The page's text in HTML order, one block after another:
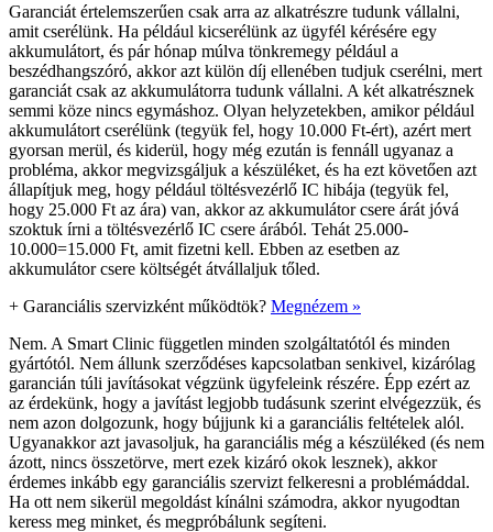
Garanciát értelemszerűen csak arra az alkatrészre tudunk vállalni,
amit cserélünk. Ha például kicserélünk az ügyfél kérésére egy
akkumulátort, és pár hónap múlva tönkremegy például a
beszédhangszóró, akkor azt külön díj ellenében tudjuk cserélni, mert
garanciát csak az akkumulátorra tudunk vállalni. A két alkatrésznek
semmi köze nincs egymáshoz. Olyan helyzetekben, amikor például
akkumulátort cserélünk (tegyük fel, hogy 10.000 Ft-ért), azért mert
gyorsan merül, és kiderül, hogy még ezután is fennáll ugyanaz a
probléma, akkor megvizsgáljuk a készüléket, és ha ezt követően azt
állapítjuk meg, hogy például töltésvezérlő IC hibája (tegyük fel,
hogy 25.000 Ft az ára) van, akkor az akkumulátor csere árát jóvá
szoktuk írni a töltésvezérlő IC csere árából. Tehát 25.000-
10.000=15.000 Ft, amit fizetni kell. Ebben az esetben az
akkumulátor csere költségét átvállaljuk tőled.
+ Garanciális szervizként működtök? Megnézem »
Nem. A Smart Clinic független minden szolgáltatótól és minden
gyártótól. Nem állunk szerződéses kapcsolatban senkivel, kizárólag
garancián túli javításokat végzünk ügyfeleink részére. Épp ezért az
az érdekünk, hogy a javítást legjobb tudásunk szerint elvégezzük, és
nem azon dolgozunk, hogy bújjunk ki a garanciális feltételek alól.
Ugyanakkor azt javasoljuk, ha garanciális még a készüléked (és nem
ázott, nincs összetörve, mert ezek kizáró okok lesznek), akkor
érdemes inkább egy garanciális szervizt felkeresni a problémáddal.
Ha ott nem sikerül megoldást kínálni számodra, akkor nyugodtan
keress meg minket, és megpróbálunk segíteni.